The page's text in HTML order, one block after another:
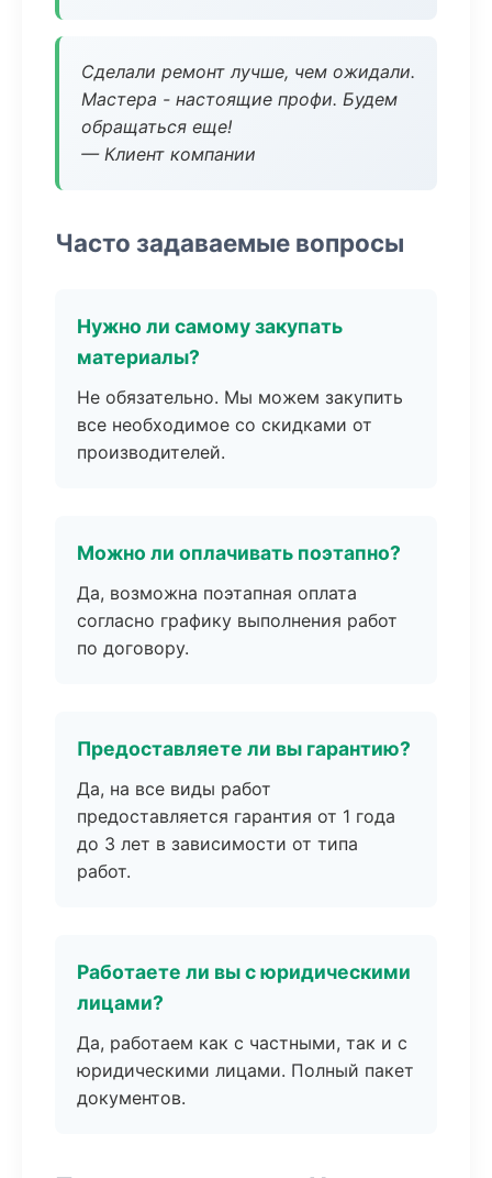
Сделали ремонт лучше, чем ожидали.
Мастера - настоящие профи. Будем
обращаться еще!
— Клиент компании
Часто задаваемые вопросы
Нужно ли самому закупать
материалы?
Не обязательно. Мы можем закупить
все необходимое со скидками от
производителей.
Можно ли оплачивать поэтапно?
Да, возможна поэтапная оплата
согласно графику выполнения работ
по договору.
Предоставляете ли вы гарантию?
Да, на все виды работ
предоставляется гарантия от 1 года
до 3 лет в зависимости от типа
работ.
Работаете ли вы с юридическими
лицами?
Да, работаем как с частными, так и с
юридическими лицами. Полный пакет
документов.